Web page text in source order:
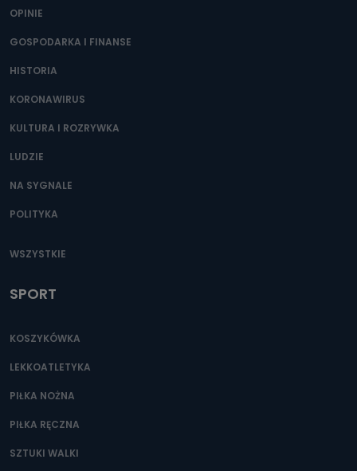
OPINIE
GOSPODARKA I FINANSE
HISTORIA
KORONAWIRUS
KULTURA I ROZRYWKA
LUDZIE
NA SYGNALE
POLITYKA
WSZYSTKIE
SPORT
KOSZYKÓWKA
LEKKOATLETYKA
PIŁKA NOŻNA
PIŁKA RĘCZNA
SZTUKI WALKI